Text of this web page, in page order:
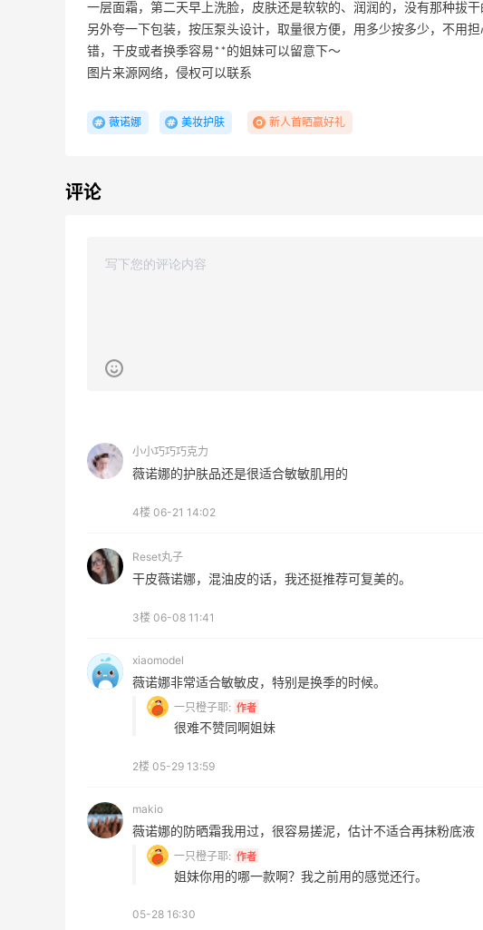
一层面霜，第二天早上洗脸，皮肤还是软软的、润润的，没有那种拔干
另外夸一下包装，按压泵头设计，取量很方便，用多少按多少，不用
错，干皮或者换季容易**的姐妹可以留意下～
图片来源网络，侵权可以联系
薇诺娜 美妆护肤 新人首晒赢好礼
评论
小小巧巧巧克力
薇诺娜的护肤品还是很适合敏敏肌用的
4楼 06-21 14:02
Reset丸子
干皮薇诺娜，混油皮的话，我还挺推荐可复美的。
3楼 06-08 11:41
xiaomodel
薇诺娜非常适合敏敏皮，特别是换季的时候。
一只橙子耶: 作者
很难不赞同啊姐妹
2楼 05-29 13:59
makio
薇诺娜的防晒霜我用过，很容易搓泥，估计不适合再抹粉底液
一只橙子耶: 作者
姐妹你用的哪一款啊？我之前用的感觉还行。
05-28 16:30
SS26时尚大牌低至5.5折
MAC、芭比布朗等
正价8折+部分送礼
ERGO Baby
62人获得返利
4%返利
42人获得返利
最高10%返利